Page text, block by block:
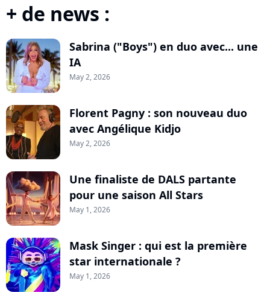
+ de news :
Sabrina ("Boys") en duo avec... une
IA
May 2, 2026
Florent Pagny : son nouveau duo
avec Angélique Kidjo
May 2, 2026
Une finaliste de DALS partante
pour une saison All Stars
May 1, 2026
Mask Singer : qui est la première
star internationale ?
May 1, 2026